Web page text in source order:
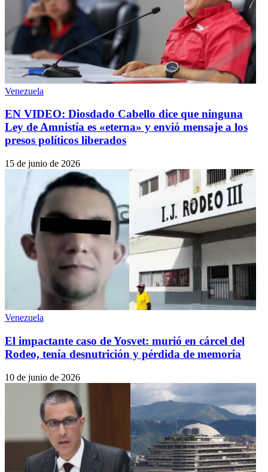
Venezuela
EN VIDEO: Diosdado Cabello dice que ninguna
Ley de Amnistía es «eterna» y envió mensaje a los
presos políticos liberados
15 de junio de 2026
Venezuela
El impactante caso de Yosvet: murió en cárcel del
Rodeo, tenía desnutrición y pérdida de memoria
10 de junio de 2026